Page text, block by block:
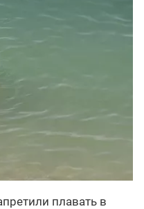
плавать в